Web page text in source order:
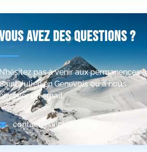
avez des questions ?
pas à venir aux permanences à
Julien en Genevois ou à nous
un email.
contact@skiclub74.org